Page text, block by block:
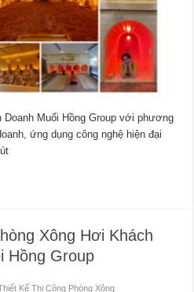
Doanh Muối Hồng Group với phương
ứng dụng công nghệ hiện đại
Xông Hơi Khách
Hồng Group
Kế Thi Công Phòng Xông